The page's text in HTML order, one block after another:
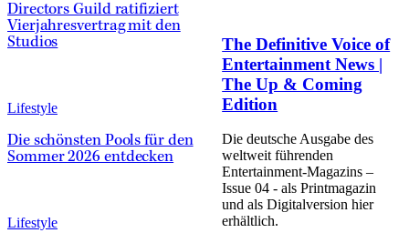
Directors Guild ratifiziert
Vierjahresvertrag mit den
Studios
Lifestyle
Die schönsten Pools für den
Sommer 2026 entdecken
Lifestyle
The Definitive Voice of
Entertainment News |
The Up & Coming
Edition
Die deutsche Ausgabe des
weltweit führenden
Entertainment-Magazins –
Issue 04 - als Printmagazin
und als Digitalversion hier
erhältlich.